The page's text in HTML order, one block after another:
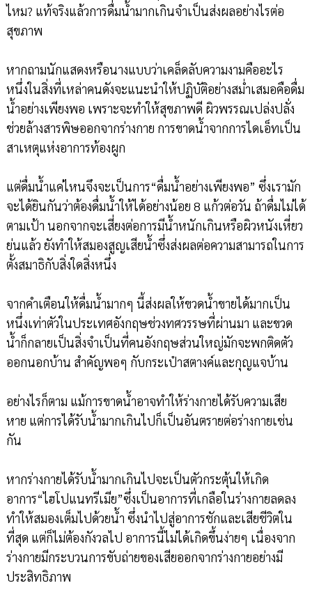
ไหม? แท้จริงแล้วการดื่มน้ำมากเกินจำเป็นส่งผลอย่างไรต่อ
สุขภาพ
หากถามนักแสดงหรือนางแบบว่าเคล็ดลับความงามคืออะไร
หนึ่งในสิ่งที่เหล่าคนดังจะแนะนำให้ปฏิบัติอย่างสม่ำเสมอคือดื่ม
น้ำอย่างเพียงพอ เพราะจะทำให้สุขภาพดี ผิวพรรณเปล่งปลั่ง
ช่วยล้างสารพิษออกจากร่างกาย การขาดน้ำจากการไดเอ็ทเป็น
สาเหตุแห่งอาการท้องผูก
แต่ดื่มน้ำแค่ไหนจึงจะเป็นการ“ดื่มน้ำอย่างเพียงพอ” ซึ่งเรามัก
จะได้ยินกันว่าต้องดื่มน้ำให้ได้อย่างน้อย 8 แก้วต่อวัน ถ้าดื่มไม่ได้
ตามเป้า นอกจากจะเสี่ยงต่อการมีน้ำหนักเกินหรือผิวหนังเหี่ยว
ย่นแล้ว ยังทำให้สมองสูญเสียน้ำซึ่งส่งผลต่อความสามารถในการ
ตั้งสมาธิกับสิ่งใดสิ่งหนึ่ง
จากคำเตือนให้ดื่มน้ำมากๆ นี้ส่งผลให้ขวดน้ำขายได้มากเป็น
หนึ่งเท่าตัวในประเทศอังกฤษช่วงทศวรรษที่ผ่านมา และขวด
น้ำก็กลายเป็นสิ่งจำเป็นที่คนอังกฤษส่วนใหญ่มักจะพกติดตัว
ออกนอกบ้าน สำคัญพอๆ กับกระเป๋าสตางค์และกุญแจบ้าน
อย่างไรก็ตาม แม้การขาดน้ำอาจทำให้ร่างกายได้รับความเสีย
หาย แต่การได้รับน้ำมากเกินไปก็เป็นอันตรายต่อร่างกายเช่น
กัน
หากร่างกายได้รับน้ำมากเกินไปจะเป็นตัวกระตุ้นให้เกิด
อาการ“ไฮโปแนทรีเมีย”ซึ่งเป็นอาการที่เกลือในร่างกายลดลง
ทำให้สมองเต็มไปด้วยน้ำ ซึ่งนำไปสู่อาการชักและเสียชีวิตใน
ที่สุด แต่ก็ไม่ต้องกังวลไป อาการนี้ไม่ได้เกิดขึ้นง่ายๆ เนื่องจาก
ร่างกายมีกระบวนการขับถ่ายของเสียออกจากร่างกายอย่างมี
ประสิทธิภาพ